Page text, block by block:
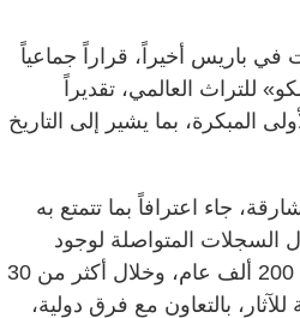
في دورتها 47، التي عقدت في باريس أخيراً، قراراً جماعياً
للتراث العالمي، تقديراً
المبكرة، بما يشير إلى التاريخ
جاء اعترافاً بما تتمتع به
السجلات المتواصلة لوجود
الإنسان في البيئات الصحراوية، والتي تعود إلى أكثر من 200 ألف عام، وخلال أكثر من 30
بالتعاون مع فرق دولية،